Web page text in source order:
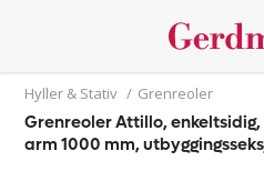
Hyller & Stativ / Grenreoler
Grenreoler Attillo,
arm 1000 mm,